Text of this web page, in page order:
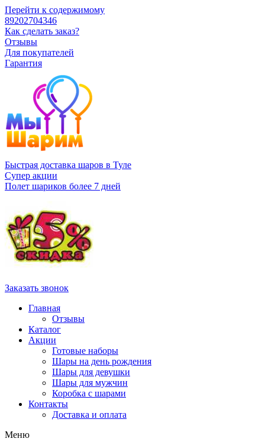
Перейти к содержимому
89202704346
Как сделать заказ?
Отзывы
Для покупателей
Гарантия
Быстрая доставка шаров в Туле
Супер акции
Полет шариков более 7 дней
Заказать звонок
Главная
Отзывы
Каталог
Акции
Готовые наборы
Шары на день рождения
Шары для девушки
Шары для мужчин
Коробка с шарами
Контакты
Доставка и оплата
Меню